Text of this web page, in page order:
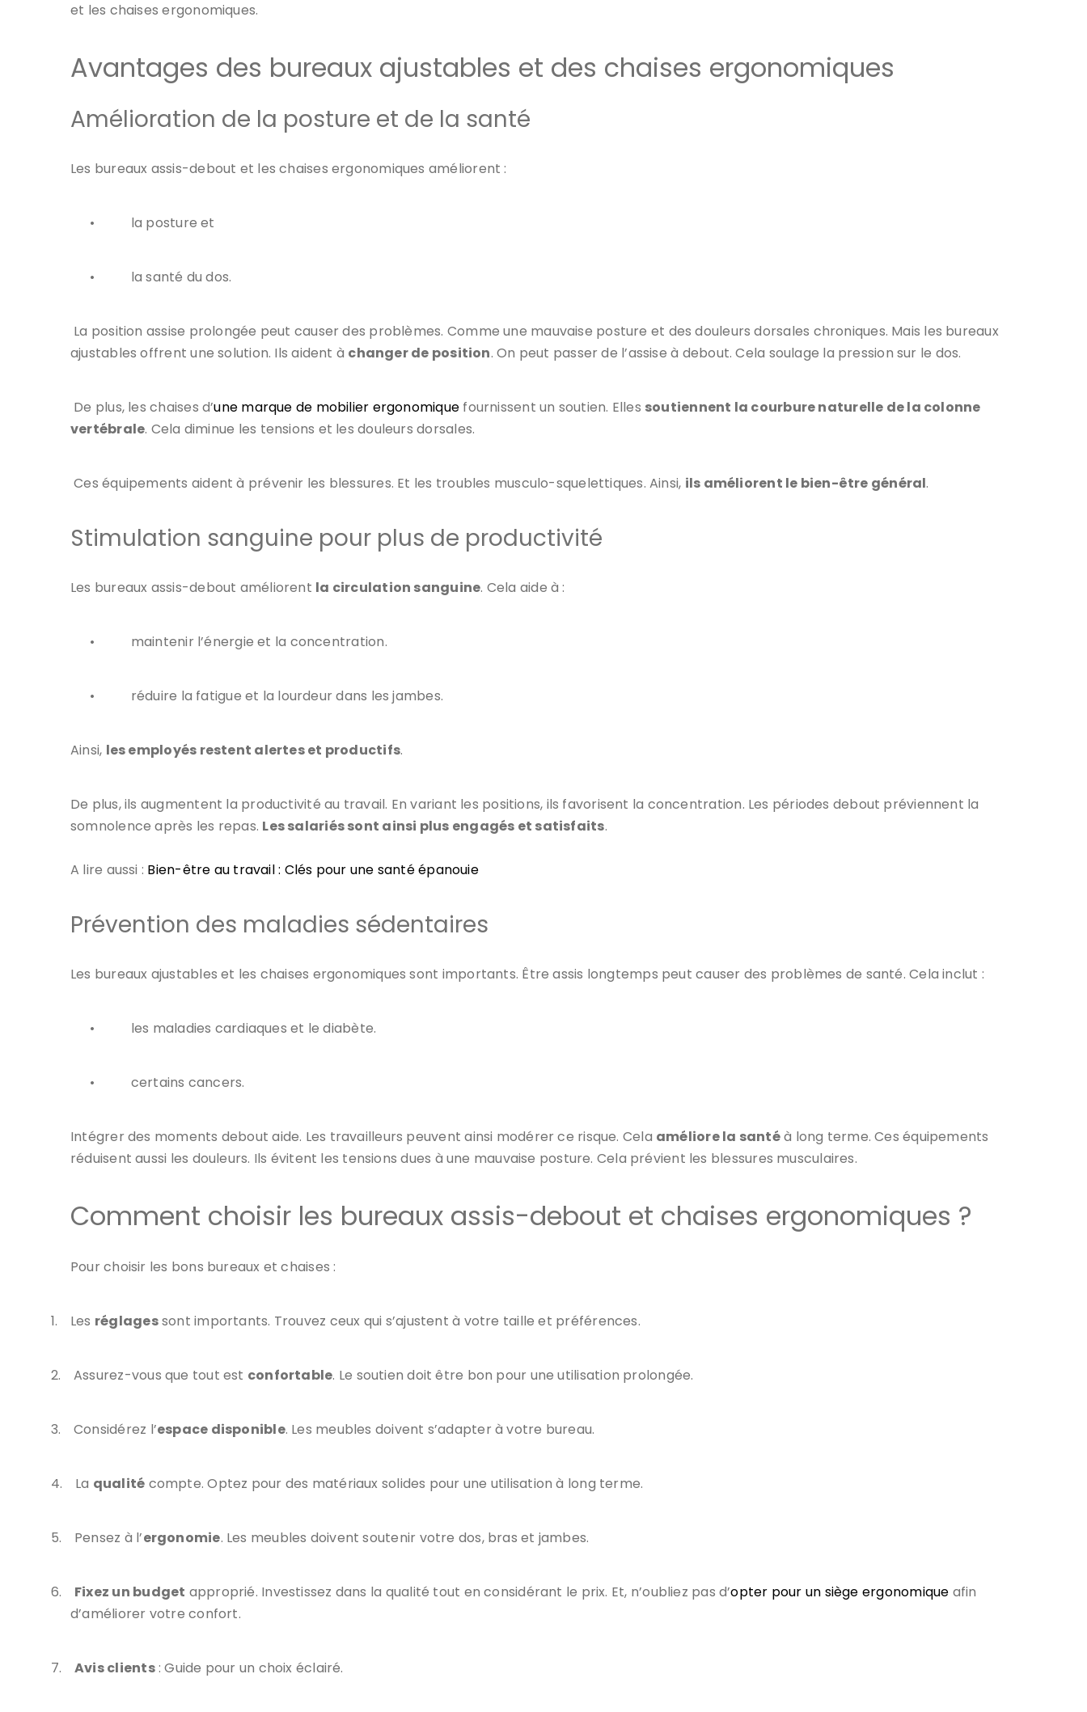
et les chaises ergonomiques.
Avantages des bureaux ajustables et des chaises ergonomiques
Amélioration de la posture et de la santé
Les bureaux assis-debout et les chaises ergonomiques améliorent :
• la posture et
• la santé du dos.
La position assise prolongée peut causer des problèmes. Comme une mauvaise posture et des douleurs dorsales chroniques. Mais les bureaux
ajustables offrent une solution. Ils aident à changer de position. On peut passer de l’assise à debout. Cela soulage la pression sur le dos.
De plus, les chaises d’une marque de mobilier ergonomique fournissent un soutien. Elles soutiennent la courbure naturelle de la colonne
vertébrale. Cela diminue les tensions et les douleurs dorsales.
Ces équipements aident à prévenir les blessures. Et les troubles musculo-squelettiques. Ainsi, ils améliorent le bien-être général.
Stimulation sanguine pour plus de productivité
Les bureaux assis-debout améliorent la circulation sanguine. Cela aide à :
• maintenir l’énergie et la concentration.
• réduire la fatigue et la lourdeur dans les jambes.
Ainsi, les employés restent alertes et productifs.
De plus, ils augmentent la productivité au travail. En variant les positions, ils favorisent la concentration. Les périodes debout préviennent la
somnolence après les repas. Les salariés sont ainsi plus engagés et satisfaits.
A lire aussi : Bien-être au travail : Clés pour une santé épanouie
Prévention des maladies sédentaires
Les bureaux ajustables et les chaises ergonomiques sont importants. Être assis longtemps peut causer des problèmes de santé. Cela inclut :
• les maladies cardiaques et le diabète.
• certains cancers.
Intégrer des moments debout aide. Les travailleurs peuvent ainsi modérer ce risque. Cela améliore la santéà long terme. Ces équipements
réduisent aussi les douleurs. Ils évitent les tensions dues à une mauvaise posture. Cela prévient les blessures musculaires.
Comment choisir les bureaux assis-debout et chaises ergonomiques ?
Pour choisir les bons bureaux et chaises :
1. Les réglagessont importants. Trouvez ceux qui s’ajustent à votre taille et préférences.
2. Assurez-vous que tout est confortable. Le soutien doit être bon pour une utilisation prolongée.
3. Considérez l’espace disponible. Les meubles doivent s’adapter à votre bureau.
4. La qualité compte. Optez pour des matériaux solides pour une utilisation à long terme.
5. Pensez à l’ergonomie. Les meubles doivent soutenir votre dos, bras et jambes.
6. Fixez un budget approprié. Investissez dans la qualité tout en considérant le prix. Et, n’oubliez pas d’opter pour un siège ergonomique afin
d’améliorer votre confort.
7. Avis clients: Guide pour un choix éclairé.